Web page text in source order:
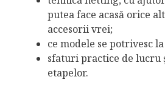
putea face acasă orice
accesorii vrei;
ce modele se potrivesc
sfaturi practice de lucru
etapelor.